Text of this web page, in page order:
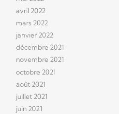
avril 2022
mars 2022
janvier 2022
décembre 2021
novembre 2021
octobre 2021
août 2021
juillet 2021
juin 2021